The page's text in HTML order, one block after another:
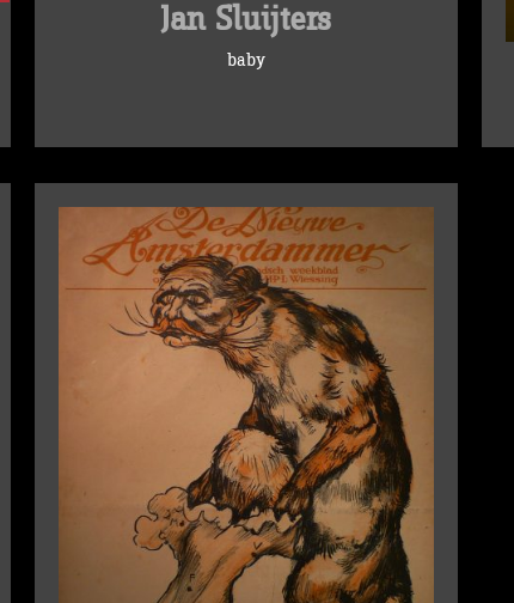
Jan Sluijters
baby